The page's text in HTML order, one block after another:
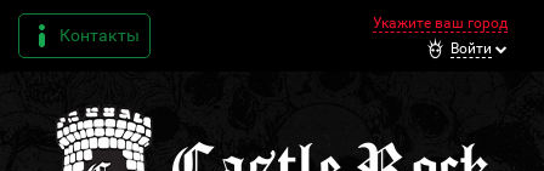
Контакты
Укажите ваш город
Войти